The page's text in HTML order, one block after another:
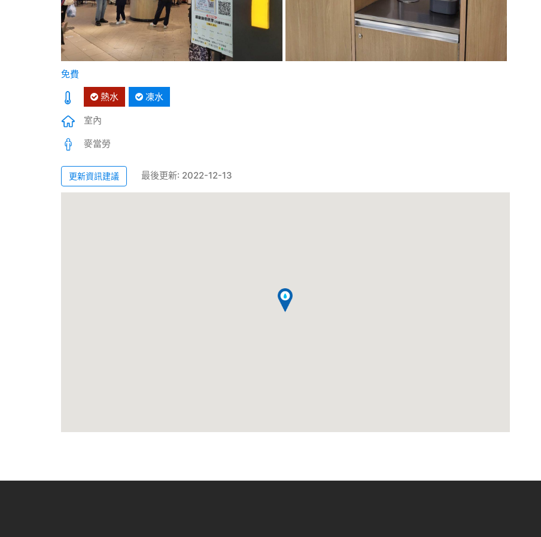
免費
熱水
凍水
室內
麥當勞
更新資訊建議 最後更新: 2022-12-13